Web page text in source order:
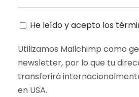
He leído y acepto los
Utilizamos Mailchimp como
newsletter, por lo que tu
transferirá
en USA.